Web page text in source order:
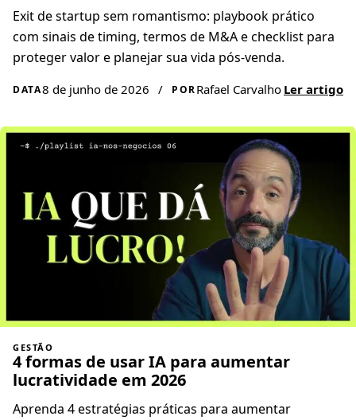
Exit de startup sem romantismo: playbook prático
com sinais de timing, termos de M&A e checklist para
proteger valor e planejar sua vida pós-venda.
DATA8 de junho de 2026 / PORRafael Carvalho Ler artigo
GESTÃO
4 formas de usar IA para aumentar
lucratividade em 2026
Aprenda 4 estratégias práticas para aumentar